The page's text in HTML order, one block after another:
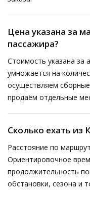
Цена указана за
пассажира?
Стоимость указана за
умножается на
осуществляем
продаём отдельные
Сколько ехать из
Расстояние по
Ориентировочное
продолжительность
обстановки, сезона и